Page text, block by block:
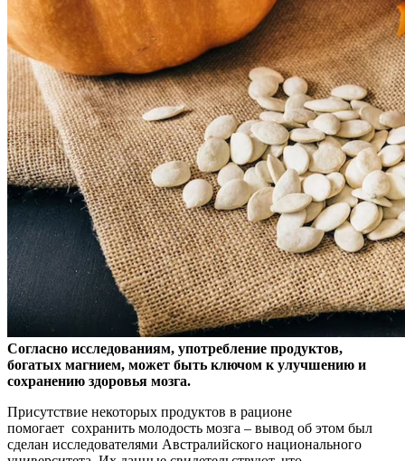
Согласно исследованиям, употребление продуктов,
богатых магнием, может быть ключом к улучшению и
сохранению здоровья мозга.
Присутствие некоторых продуктов в рационе
помогает сохранить молодость мозга – вывод об этом был
сделан исследователями Австралийского национального